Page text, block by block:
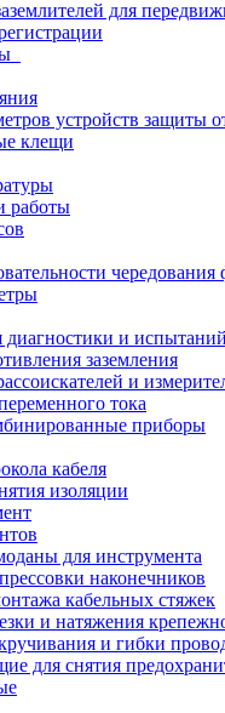
для
устройств
клещи
работы
чередования
диагностики и испытаний
заземления
и
тока
приборы
кабеля
изоляции
для инструмента
наконечников
кабельных стяжек
и натяжения
и гибки
для снятия